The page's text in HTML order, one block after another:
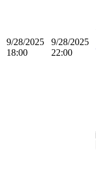
9/28/2025
18:00
9/28/2025
22:00